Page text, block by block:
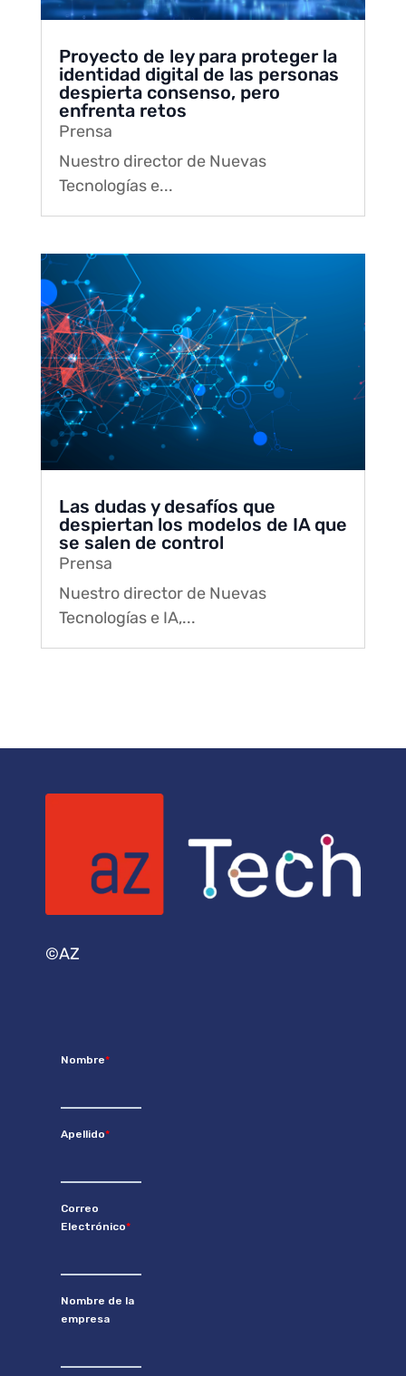
Proyecto de ley para proteger la
identidad digital de las personas
despierta consenso, pero
enfrenta retos
Prensa
Nuestro director de Nuevas
Tecnologías e...
Las dudas y desafíos que
despiertan los modelos de IA que
se salen de control
Prensa
Nuestro director de Nuevas
Tecnologías e IA,...
©AZ